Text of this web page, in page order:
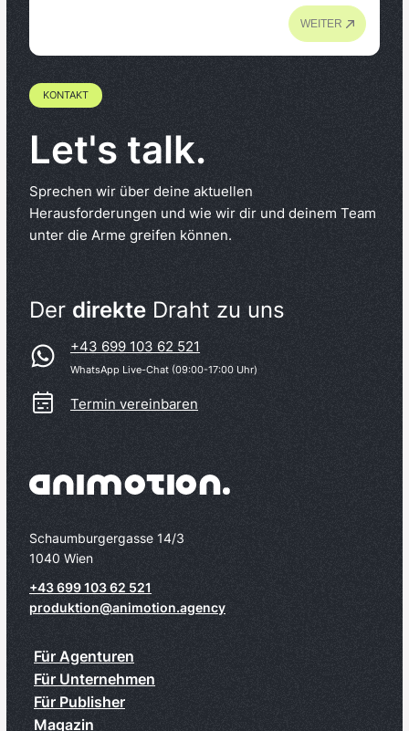
WEITER
KONTAKT
Let's talk.
Sprechen wir über deine aktuellen
Herausforderungen und wie wir dir und deinem Team
unter die Arme greifen können.
Der direkte Draht zu uns
+43 699 103 62 521
WhatsApp Live-Chat (09:00-17:00 Uhr)
Termin vereinbaren
Schaumburgergasse 14/3
1040 Wien
+43 699 103 62 521
produktion@animotion.agency
Für Agenturen
Für Unternehmen
Für Publisher
Magazin